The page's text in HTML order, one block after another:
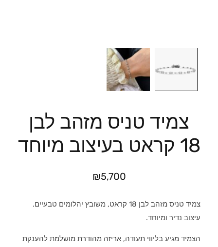
צמיד טניס מזהב לבן
18 קראט בעיצוב מיוחד
₪5,700
צמיד טניס מזהב לבן 18 קראט, משובץ יהלומים טבעיים.
עיצוב נדיר ומיוחד.
הצמיד מגיע בליווי תעודה, אריזה מהודרת מושלמת להענקת